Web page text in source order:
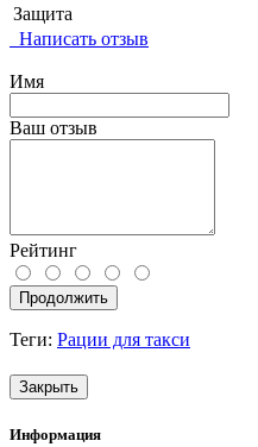
Защита
Написать отзыв
Имя
Ваш отзыв
Рейтинг
Продолжить
Теги: Рации для такси
Закрыть
Информация